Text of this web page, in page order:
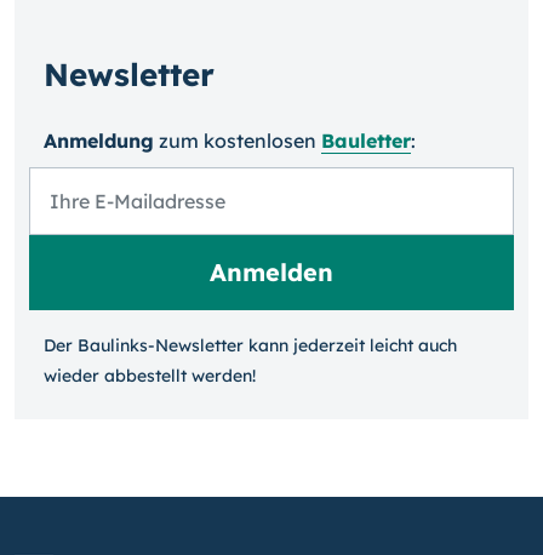
Newsletter
Anmeldung zum kosten­losen Bauletter:
Der Baulinks-Newsletter kann jeder­zeit leicht auch
wieder ab­bestellt werden!